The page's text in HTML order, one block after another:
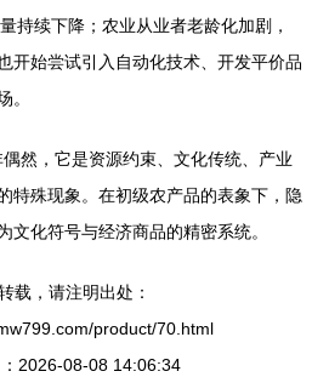
持续下降；农业从业者老龄化加剧，
开始尝试引入自动化技术、开发平价品
。
偶然，它是资源约束、文化传统、产业
特殊现象。在初级农产品的表象下，隐
文化符号与经济商品的精密系统。
载，请注明出处：
product/70.html
2026-08-08 14:06:34